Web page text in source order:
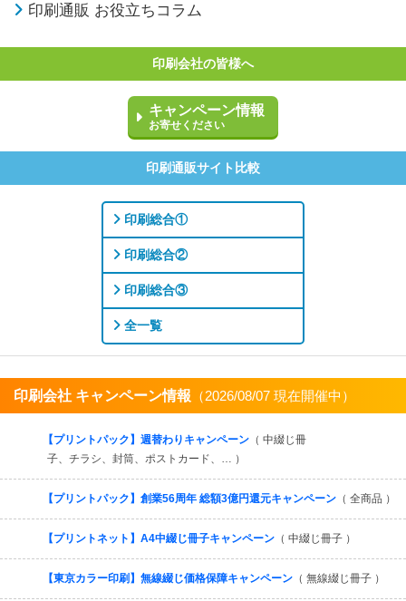
印刷通販 お役立ちコラム
印刷会社の皆様へ
キャンペーン情報
お寄せください
印刷通販サイト比較
印刷総合①
印刷総合②
印刷総合③
全一覧
印刷会社 キャンペーン情報 （2026/08/07 現在開催中）
【プリントパック】週替わりキャンペーン （ 中綴じ冊
子、チラシ、封筒、ポストカード、… ）
【プリントパック】創業56周年 総額3億円還元キャンペーン （ 全商品 ）
【プリントネット】A4中綴じ冊子キャンペーン （ 中綴じ冊子 ）
【東京カラー印刷】無線綴じ価格保障キャンペーン （ 無線綴じ冊子 ）